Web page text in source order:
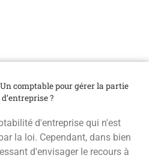
Un comptable pour gérer la partie
?
d'entreprise qui n'est
la loi. Cependant, dans bien
d'envisager le recours à